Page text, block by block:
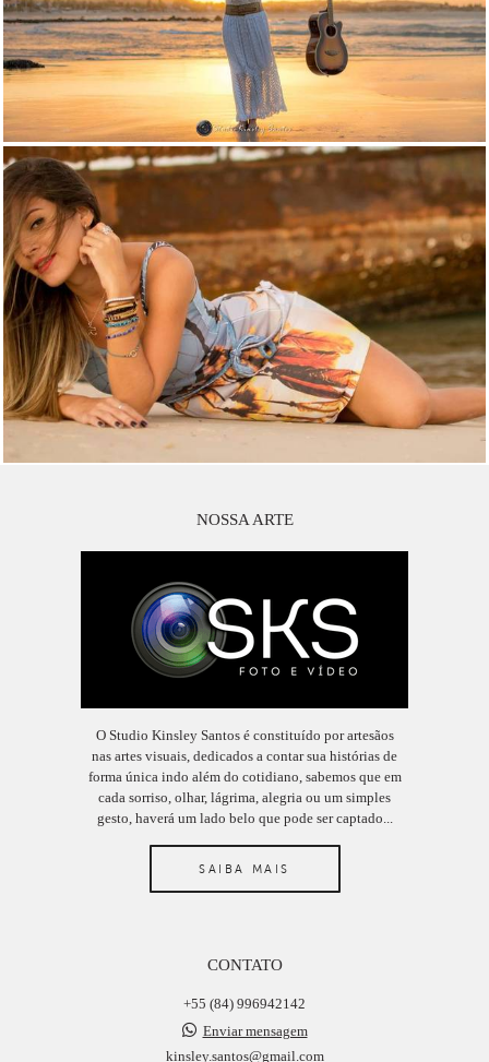
NOSSA ARTE
O Studio Kinsley Santos é constituído por artesãos
nas artes visuais, dedicados a contar sua histórias de
forma única indo além do cotidiano, sabemos que em
cada sorriso, olhar, lágrima, alegria ou um simples
gesto, haverá um lado belo que pode ser captado...
SAIBA MAIS
CONTATO
+55 (84) 996942142
Enviar mensagem
kinsley.santos@gmail.com